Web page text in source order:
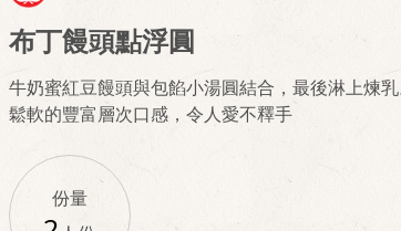
布丁饅頭點浮圓
牛奶蜜紅豆饅頭與包餡小湯圓結合，最後淋上煉
鬆軟的豐富層次口感，令人愛不釋手
份量